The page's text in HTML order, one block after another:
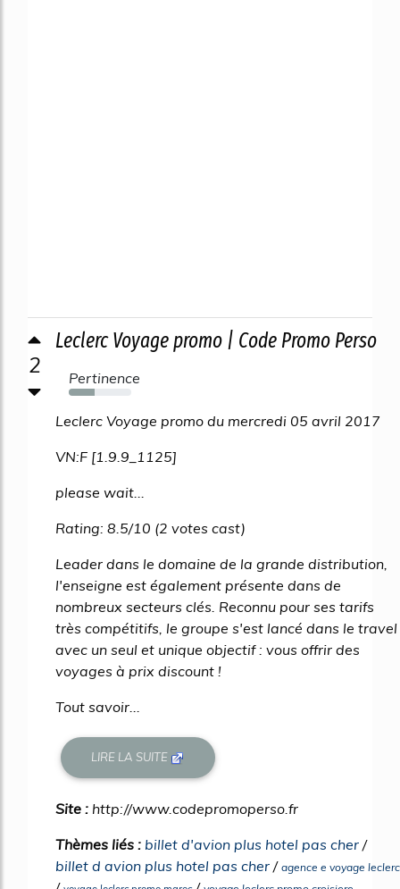
2
Leclerc Voyage promo | Code Promo Perso
Pertinence
42%
Leclerc Voyage promo du mercredi 05 avril 2017
VN:F [1.9.9_1125]
please wait...
Rating: 8.5/10 (2 votes cast)
Leader dans le domaine de la grande distribution,
l'enseigne est également présente dans de
nombreux secteurs clés. Reconnu pour ses tarifs
très compétitifs, le groupe s'est lancé dans le travel
avec un seul et unique objectif : vous offrir des
voyages à prix discount !
Tout savoir...
LIRE LA SUITE
Site : http://www.codepromoperso.fr
Thèmes liés : billet d'avion plus hotel pas cher /
billet d avion plus hotel pas cher / agence e voyage leclerc